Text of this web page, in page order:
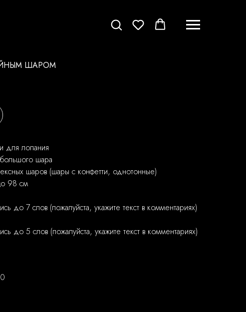
ШАРОМ
для лопания
шара
шаров (шары с конфетти, однотонные)
98 см
до 7 слов (пожалуйста, укажите текст в комментариях)
до 5 слов (пожалуйста, укажите текст в комментариях)